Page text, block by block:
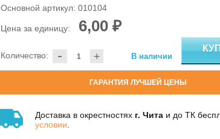
Основной артикул: 010104
Цена за единицу: 6,00 ₽
- +
Количество: В наличии
ГАРАНТИЯ ЛУЧШЕЙ ЦЕНЫ
Доставка в окрестностях г. Чита и до ТК
условии